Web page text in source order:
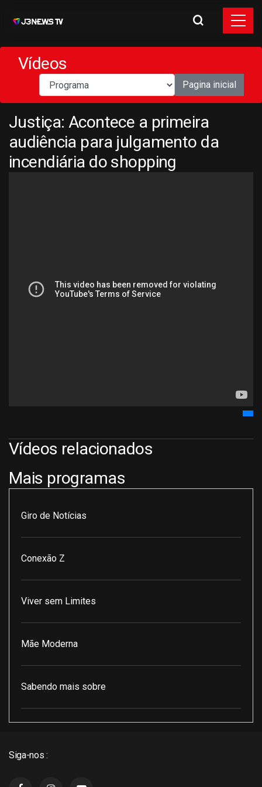
Vídeos
Pagina inicial
Justiça: Acontece a primeira
audiência para julgamento da
incendiária do shopping
Vídeos relacionados
Mais programas
Giro de Notícias
Conexão Z
Viver sem Limites
Mãe Moderna
Sabendo mais sobre
Siga-nos :